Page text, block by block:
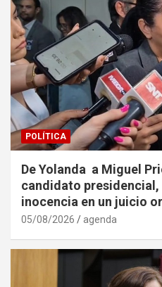
POLÍTICA
De Yolanda a Miguel
candidato
inocencia en un juicio
05/08/2026 agenda